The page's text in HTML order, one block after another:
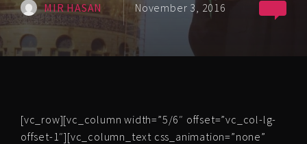
MIR HASAN November 3, 2016
[vc_row][vc_column width=”5/6″ offset=”vc_col-lg-
offset-1″][vc_column_text css_animation=”none”